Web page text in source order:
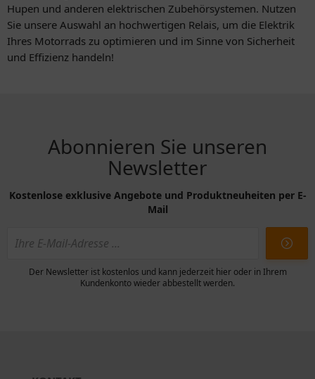
Hupen und anderen elektrischen Zubehörsystemen. Nutzen
Sie unsere Auswahl an hochwertigen Relais, um die Elektrik
Ihres Motorrads zu optimieren und im Sinne von Sicherheit
und Effizienz handeln!
Abonnieren Sie unseren
Newsletter
Kostenlose exklusive Angebote und Produktneuheiten per E-
Mail
Der Newsletter ist kostenlos und kann jederzeit hier oder in Ihrem
Kundenkonto wieder abbestellt werden.